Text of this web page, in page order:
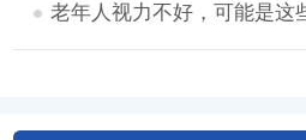
老年人视力不好，可能是这